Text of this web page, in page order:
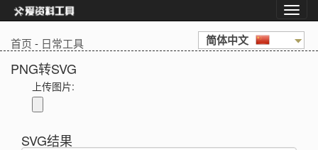
首页 - 日常工具 简体中文
PNG转SVG
上传图片:
SVG结果